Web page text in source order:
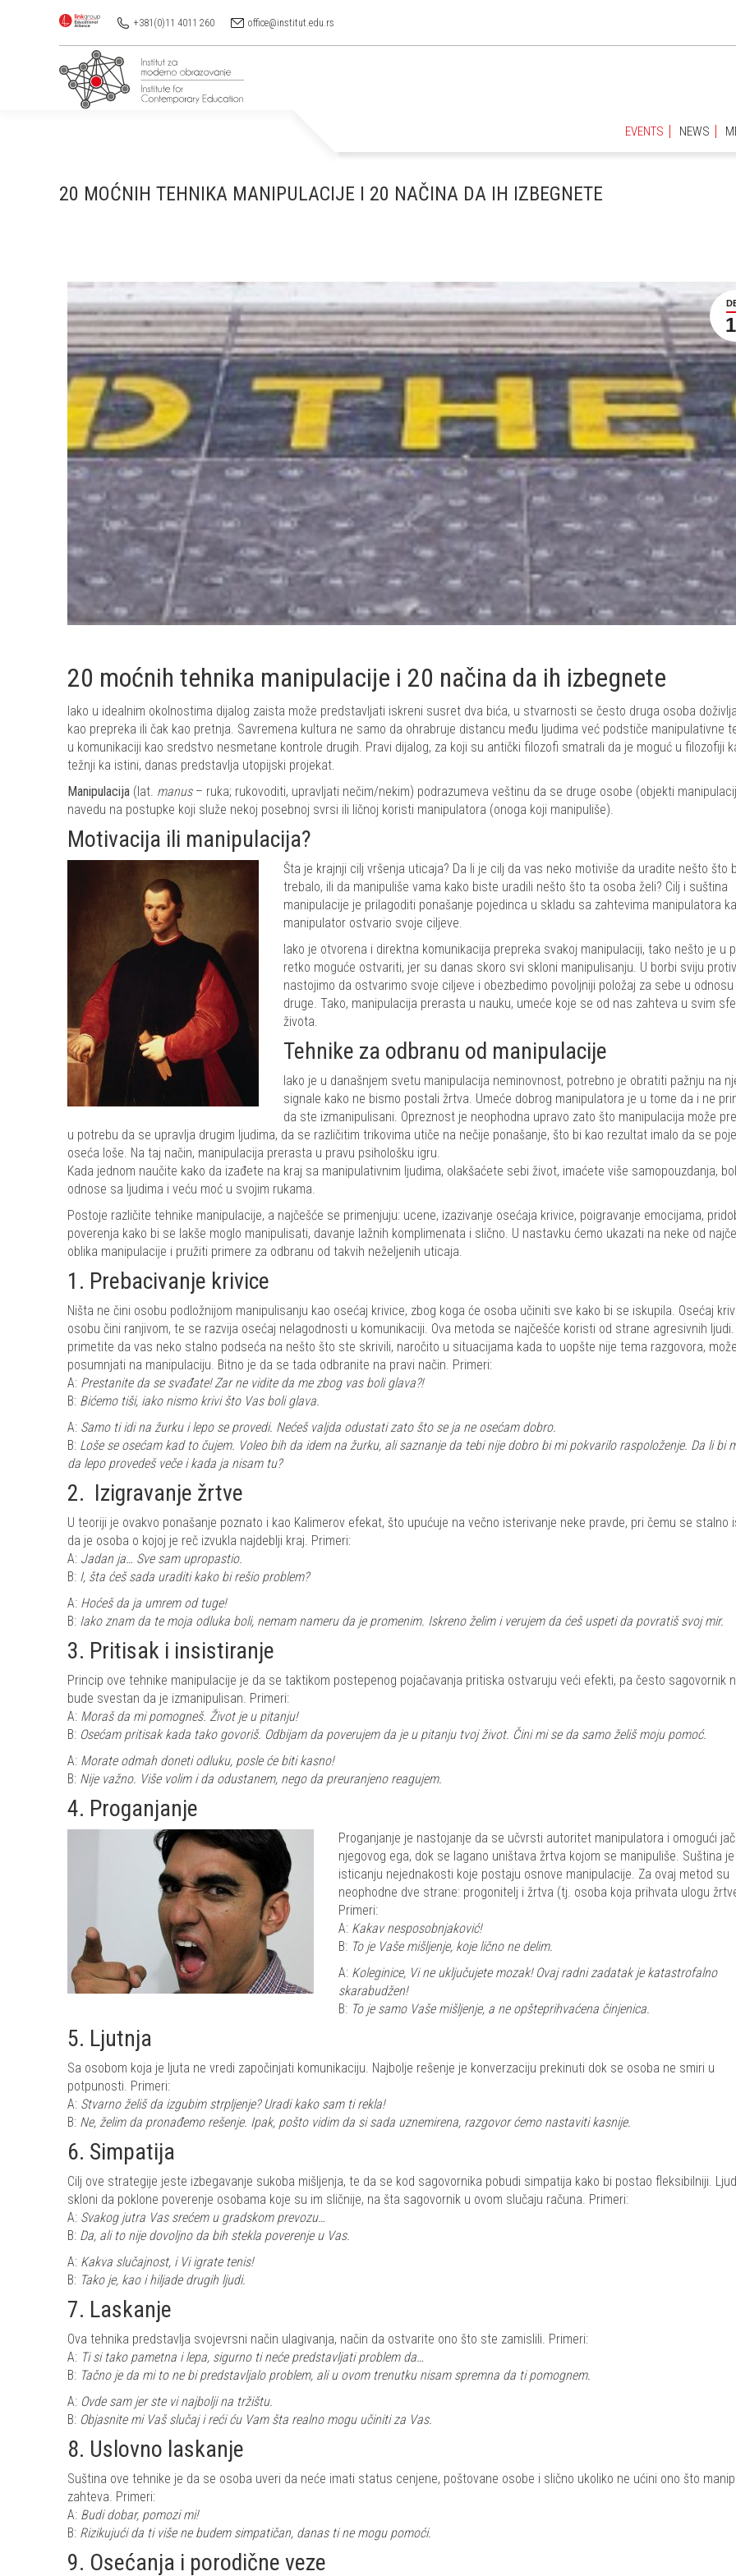
+381(0)11 4011 260 office@institut.edu.rs
EVENTS NEWS
20 MOĆNIH TEHNIKA MANIPULACIJE I 20 NAČINA DA IH IZBEGNETE
20 moćnih tehnika manipulacije i 20 načina da ih izbegnete
Iako u idealnim okolnostima dijalog zaista može predstavljati iskreni susret dva bića, u stvarnosti se često druga osoba
kao prepreka ili čak kao pretnja. Savremena kultura ne samo da ohrabruje distancu među ljudima već podstiče manipulativne
u komunikaciji kao sredstvo nesmetane kontrole drugih. Pravi dijalog, za koji su antički filozofi smatrali da je moguć u filozofiji
težnji ka istini, danas predstavlja utopijski projekat.
Manipulacija (lat. manus– ruka; rukovoditi, upravljati nečim/nekim) podrazumeva veštinu da se druge osobe (objekti
navedu na postupke koji služe nekoj posebnoj svrsi ili ličnoj koristi manipulatora (onoga koji manipuliše).
Motivacija ili manipulacija?
Šta je krajnji cilj vršenja uticaja? Da li je cilj da vas neko motiviše da uradite nešto što
trebalo, ili da manipuliše vama kako biste uradili nešto što ta osoba želi? Cilj i suština
manipulacije je prilagoditi ponašanje pojedinca u skladu sa zahtevima manipulatora
manipulator ostvario svoje ciljeve.
Iako je otvorena i direktna komunikacija prepreka svakoj manipulaciji, tako nešto je u
retko moguće ostvariti, jer su danas skoro svi skloni manipulisanju. U borbi sviju
nastojimo da ostvarimo svoje ciljeve i obezbedimo povoljniji položaj za sebe u odnosu
druge. Tako, manipulacija prerasta u nauku, umeće koje se od nas zahteva u svim
života.
Tehnike za odbranu od manipulacije
Iako je u današnjem svetu manipulacija neminovnost, potrebno je obratiti pažnju na
signale kako ne bismo postali žrtva. Umeće dobrog manipulatora je u tome da i ne
da ste izmanipulisani. Opreznost je neophodna upravo zato što manipulacija može
u potrebu da se upravlja drugim ljudima, da se različitim trikovima utiče na nečije ponašanje, što bi kao rezultat imalo da se
oseća loše. Na taj način, manipulacija prerasta u pravu psihološku igru.
Kada jednom naučite kako da izađete na kraj sa manipulativnim ljudima, olakšaćete sebi život, imaćete više samopouzdanja,
odnose sa ljudima i veću moć u svojim rukama.
Postoje različite tehnike manipulacije, a najčešće se primenjuju: ucene, izazivanje osećaja krivice, poigravanje emocijama,
poverenja kako bi se lakše moglo manipulisati, davanje lažnih komplimenata i slično. U nastavku ćemo ukazati na neke od
oblika manipulacije i pružiti primere za odbranu od takvih neželjenih uticaja.
1. Prebacivanje krivice
Ništa ne čini osobu podložnijom manipulisanju kao osećaj krivice, zbog koga će osoba učiniti sve kako bi se iskupila. Osećaj
osobu čini ranjivom, te se razvija osećaj nelagodnosti u komunikaciji. Ova metoda se najčešće koristi od strane agresivnih ljudi.
primetite da vas neko stalno podseća na nešto što ste skrivili, naročito u situacijama kada to uopšte nije tema razgovora,
posumnjati na manipulaciju. Bitno je da se tada odbranite na pravi način. Primeri:
A: Prestanite da se svađate! Zar ne vidite da me zbog vas boli glava?!
B: Bićemo tiši, iako nismo krivi što Vas boli glava.
A: Samo ti idi na žurku i lepo se provedi. Nećeš valjda odustati zato što se ja ne osećam dobro.
B: Loše se osećam kad to čujem. Voleo bih da idem na žurku, ali saznanje da tebi nije dobro bi mi pokvarilo raspoloženje. Da li bi
da lepo provedeš veče i kada ja nisam tu?
2. Izigravanje žrtve
U teoriji je ovakvo ponašanje poznato i kao Kalimerov efekat, što upućuje na večno isterivanje neke pravde, pri čemu se stalno
da je osoba o kojoj je reč izvukla najdeblji kraj. Primeri:
A: Jadan ja… Sve sam upropastio.
B: I, šta ćeš sada uraditi kako bi rešio problem?
A: Hoćeš da ja umrem od tuge!
B: Iako znam da te moja odluka boli, nemam nameru da je promenim. Iskreno želim i verujem da ćeš uspeti da povratiš svoj mir.
3. Pritisak i insistiranje
Princip ove tehnike manipulacije je da se taktikom postepenog pojačavanja pritiska ostvaruju veći efekti, pa često sagovornik
bude svestan da je izmanipulisan. Primeri:
A: Moraš da mi pomogneš. Život je u pitanju!
B: Osećam pritisak kada tako govoriš. Odbijam da poverujem da je u pitanju tvoj život. Čini mi se da samo želiš moju pomoć.
A: Morate odmah doneti odluku, posle će biti kasno!
B: Nije važno. Više volim i da odustanem, nego da preuranjeno reagujem.
4. Proganjanje
Proganjanje je nastojanje da se učvrsti autoritet manipulatora i omogući
njegovog ega, dok se lagano uništava žrtva kojom se manipuliše. Suština
isticanju nejednakosti koje postaju osnove manipulacije. Za ovaj metod su
neophodne dve strane: progonitelj i žrtva (tj. osoba koja prihvata ulogu
Primeri:
A: Kakav nesposobnjaković!
B: To je Vaše mišljenje, koje lično ne delim.
A: Koleginice, Vi ne uključujete mozak! Ovaj radni zadatak je katastrofalno
skarabudžen!
B: To je samo Vaše mišljenje, a ne opšteprihvaćena činjenica.
5. Ljutnja
Sa osobom koja je ljuta ne vredi započinjati komunikaciju. Najbolje rešenje je konverzaciju prekinuti dok se osoba ne smiri u
potpunosti. Primeri:
A: Stvarno želiš da izgubim strpljenje? Uradi kako sam ti rekla!
B: Ne, želim da pronađemo rešenje. Ipak, pošto vidim da si sada uznemirena, razgovor ćemo nastaviti kasnije.
6. Simpatija
Cilj ove strategije jeste izbegavanje sukoba mišljenja, te da se kod sagovornika pobudi simpatija kako bi postao fleksibilniji.
skloni da poklone poverenje osobama koje su im sličnije, na šta sagovornik u ovom slučaju računa. Primeri:
A: Svakog jutra Vas srećem u gradskom prevozu…
B: Da, ali to nije dovoljno da bih stekla poverenje u Vas.
A: Kakva slučajnost, i Vi igrate tenis!
B: Tako je, kao i hiljade drugih ljudi.
7. Laskanje
Ova tehnika predstavlja svojevrsni način ulagivanja, način da ostvarite ono što ste zamislili. Primeri:
A: Ti si tako pametna i lepa, sigurno ti neće predstavljati problem da…
B: Tačno je da mi to ne bi predstavljalo problem, ali u ovom trenutku nisam spremna da ti pomognem.
A: Ovde sam jer ste vi najbolji na tržištu.
B: Objasnite mi Vaš slučaj i reći ću Vam šta realno mogu učiniti za Vas.
8. Uslovno laskanje
Suština ove tehnike je da se osoba uveri da neće imati status cenjene, poštovane osobe i slično ukoliko ne ućini ono što
zahteva. Primeri:
A: Budi dobar, pomozi mi!
B: Rizikujući da ti više ne budem simpatičan, danas ti ne mogu pomoći.
9. Osećanja i porodične veze